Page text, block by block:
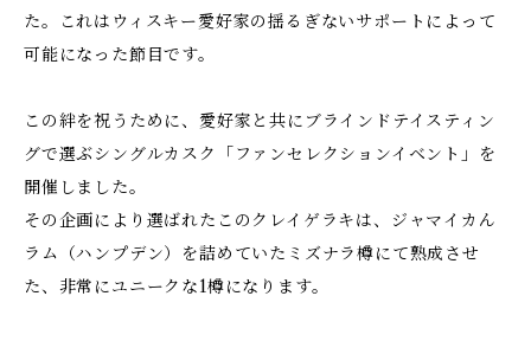
た。これはウィスキー愛好家の揺るぎないサポートによって
可能になった節目です。
この絆を祝うために、愛好家と共にブラインドテイスティン
グで選ぶシングルカスク「ファンセレクションイベント」を
開催しました。
その企画により選ばれたこのクレイゲラキは、ジャマイカん
ラム（ハンプデン）を詰めていたミズナラ樽にて熟成させ
た、非常にユニークな1樽になります。